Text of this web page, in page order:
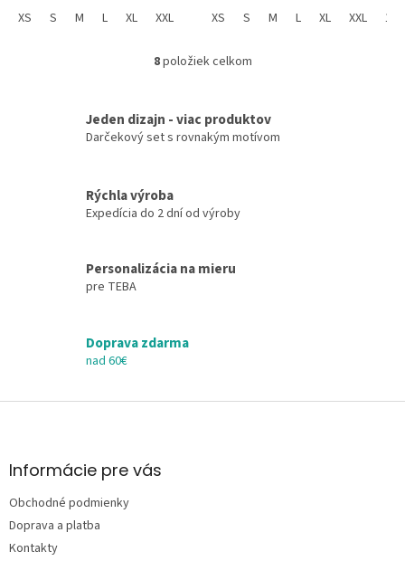
fázu – toto tričko "In my Era"...
XS S M L XL XXL
elegantný dizajn v...
XS S M L XL XXL 134
O
á
d
e
p
k
u
8položiek celkom
Jeden dizajn - viac produktov
Darčekový set s rovnakým motívom
Rýchla výroba
Expedícia do 2 dní od výroby
Personalizácia na mieru
pre TEBA
Doprava zdarma
nad 60€
Z
ä
e
Informácie pre vás
Obchodné podmienky
Doprava a platba
Kontakty